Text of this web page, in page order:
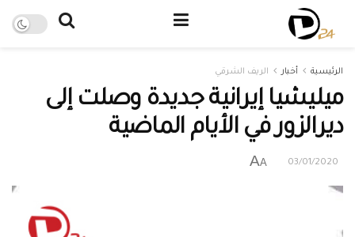
الرئيسية أخبار الريف الشرقي
ميليشيا إيرانية جديدة وصلت إلى
ديرالزور في الأيام الماضية
03/01/2020
A
A